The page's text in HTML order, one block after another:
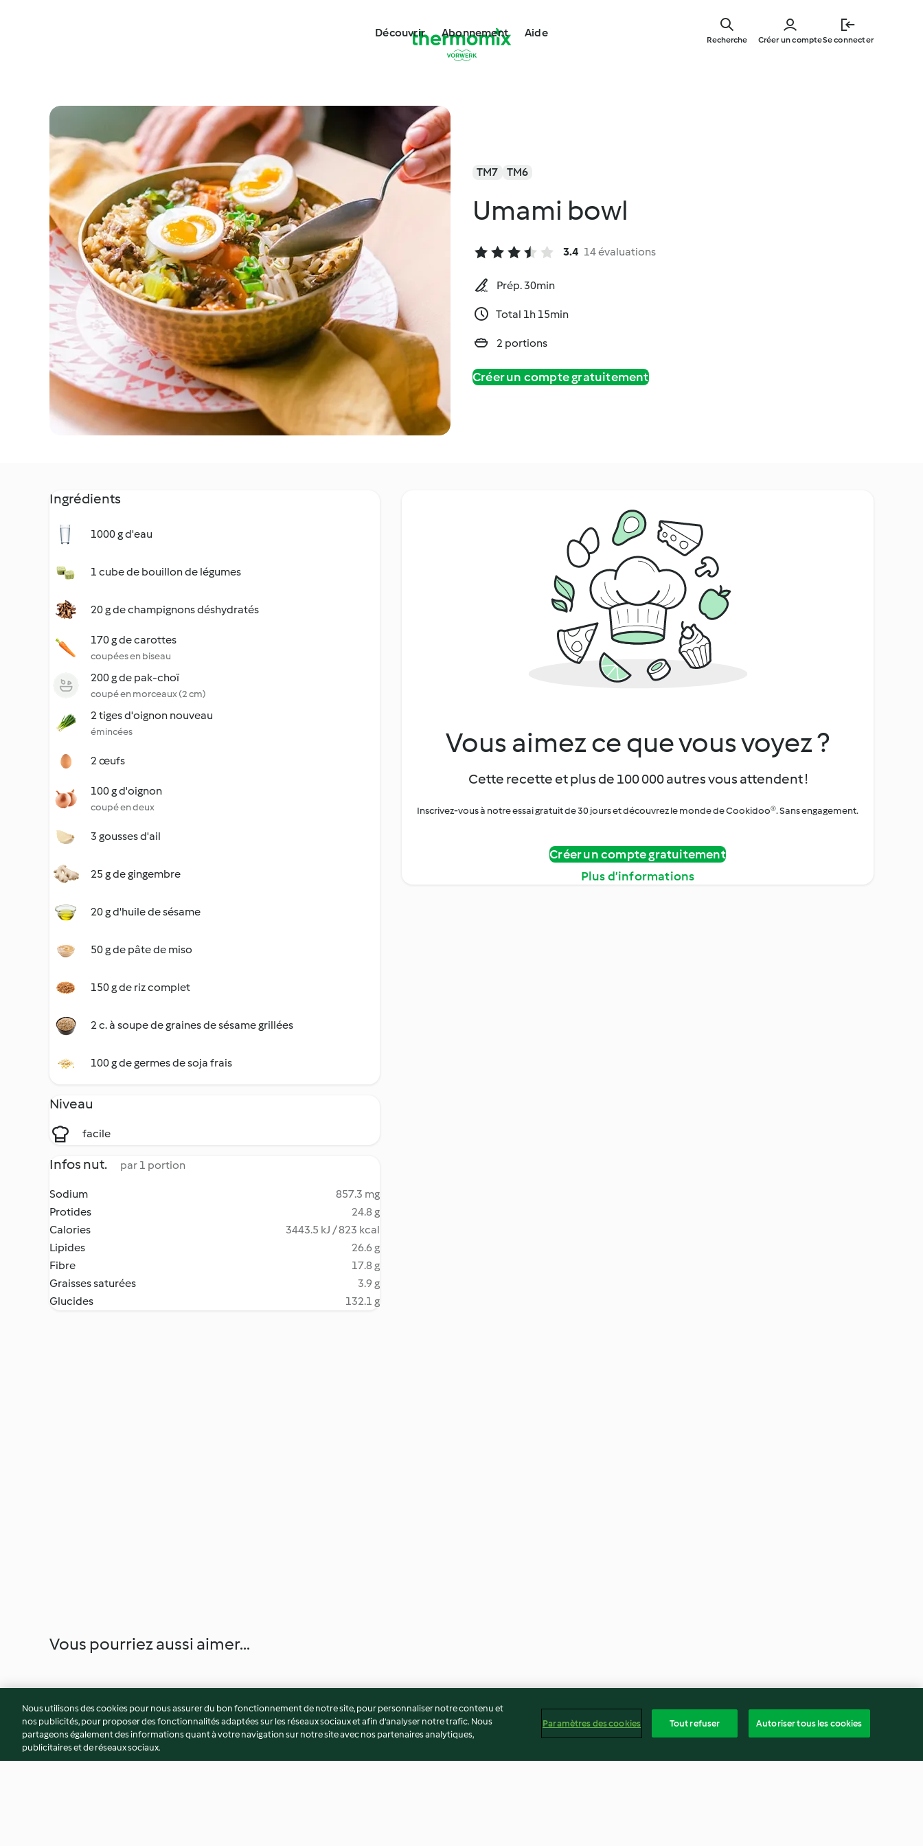
main
Découvrir Abonnement Aide
Créer un compteSe connecter
Recherche
TM7 TM6
Umami bowl
3.4 14 évaluations
Prép. 30min
Total 1h 15min
2 portions
Créer un compte gratuitement
Ingrédients
1000 g d'eau
1 cube de bouillon de légumes
20 g de champignons déshydratés
170 g de carottes
coupées en biseau
200 g de pak-choï
coupé en morceaux (2 cm)
2 tiges d'oignon nouveau
émincées
2 œufs
100 g d'oignon
coupé en deux
3 gousses d'ail
25 g de gingembre
20 g d'huile de sésame
50 g de pâte de miso
150 g de riz complet
2 c. à soupe de graines de sésame grillées
100 g de germes de soja frais
Niveau
facile
Infos nut. par 1 portion
Sodium
857.3 mg
Protides
24.8 g
Calories
3443.5 kJ / 823 kcal
Lipides
26.6 g
Fibre
17.8 g
Graisses saturées
3.9 g
Glucides
132.1 g
Vous aimez ce que vous voyez ?
Cette recette et plus de 100 000 autres vous attendent !
Inscrivez-vous à notre essai gratuit de 30 jours et découvrez le monde de Cookidoo®. Sans engagement.
Créer un compte gratuitement
Plus d’informations
Vous pourriez aussi aimer...
Nous utilisons des cookies pour nous assurer du bon fonctionnement de notre site, pour personnaliser notre contenu et
nos publicités, pour proposer des fonctionnalités adaptées sur les réseaux sociaux et afin d’analyser notre trafic. Nous
partageons également des informations quant à votre navigation sur notre site avec nos partenaires analytiques,
publicitaires et de réseaux sociaux.
Paramètres des cookies Tout refuser Autoriser tous les cookies